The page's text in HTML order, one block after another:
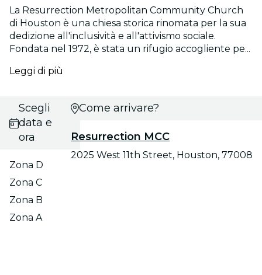
La Resurrection Metropolitan Community Church
di Houston è una chiesa storica rinomata per la sua
dedizione all'inclusività e all'attivismo sociale.
Fondata nel 1972, è stata un rifugio accogliente pe...
Leggi di più
Scegli
data e
ora
Zona D
Zona C
Zona B
Zona A
Come arrivare?
Resurrection MCC
2025 West 11th Street, Houston, 77008